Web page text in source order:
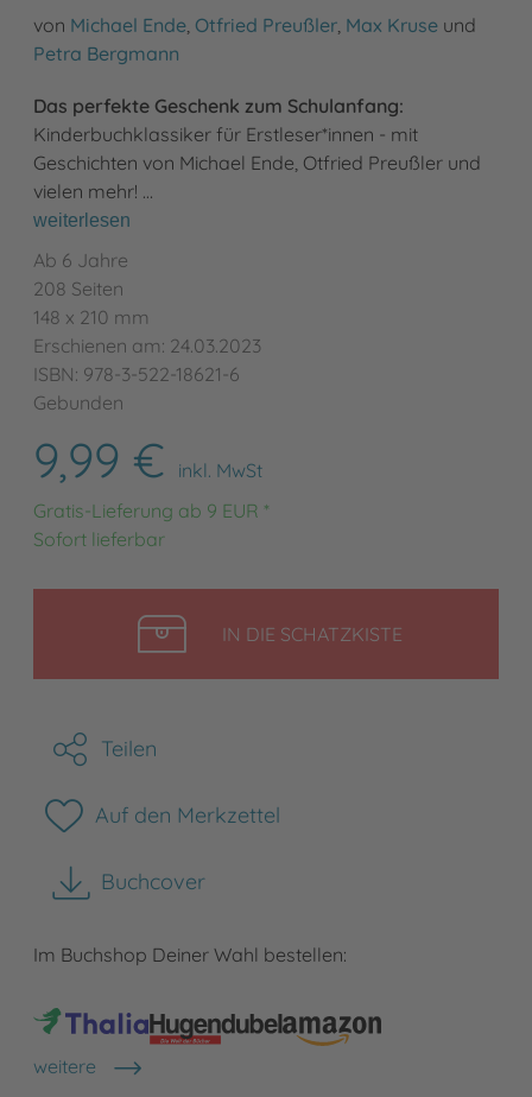
von Michael Ende Otfried Preußler Max Kruse und
Petra Bergmann
Das perfekte Geschenk zum Schulanfang:
Kinderbuchklassiker für Erstleser*innen - mit
Geschichten von Michael Ende, Otfried Preußler und
vielen mehr! …
weiterlesen
Ab 6 Jahre
208 Seiten
148 x 210 mm
Erschienen am: 24.03.2023
ISBN: 978-3-522-18621-6
Gebunden
9,99 €
inkl. MwSt
Gratis-Lieferung ab 9 EUR *
Sofort lieferbar
IN DIE SCHATZKISTELEGEN
Teilen
Auf den Merkzettel
Buchcover
herunterladen
Im Buchshop Deiner Wahl bestellen:
weitere
Shops anzeigen